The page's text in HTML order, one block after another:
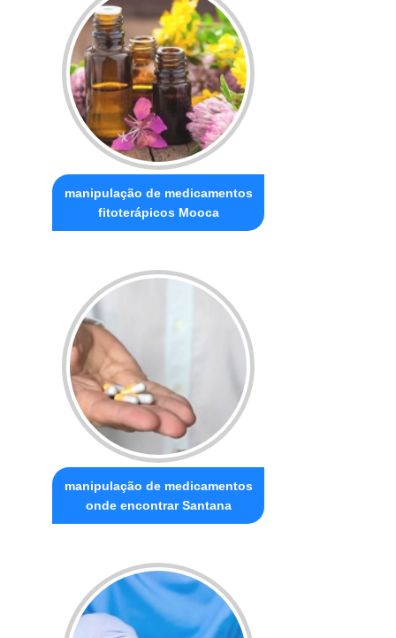
manipulação de medicamentos
fitoterápicos Mooca
manipulação de medicamentos
onde encontrar Santana